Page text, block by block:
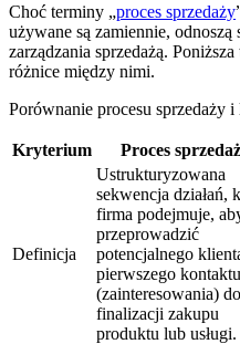
Choć terminy „proces sprzedaży
używane są zamiennie,
zarządzania sprzedażą.
różnice między nimi.
Porównanie procesu sprzedaży i
Kryterium Proces
Definicja
Ustrukturyzowana
sekwencja działań,
firma podejmuje,
przeprowadzić
potencjalnego
pierwszego kontaktu
(zainteresowania) do
finalizacji zakupu
produktu lub usługi.